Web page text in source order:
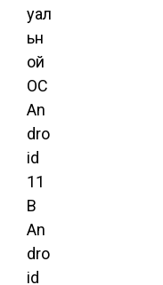
уал
ьн
ой
ОС
An
dro
id
11
В
An
dro
id